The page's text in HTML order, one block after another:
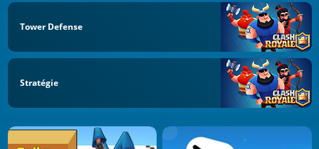
Tower Defense
Stratégie